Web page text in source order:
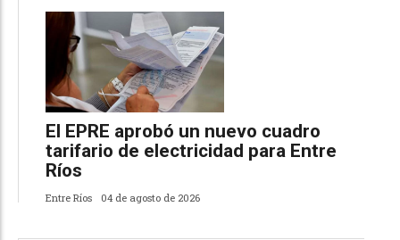
El EPRE aprobó un nuevo cuadro
tarifario de electricidad para Entre
Ríos
Entre Ríos 04 de agosto de 2026